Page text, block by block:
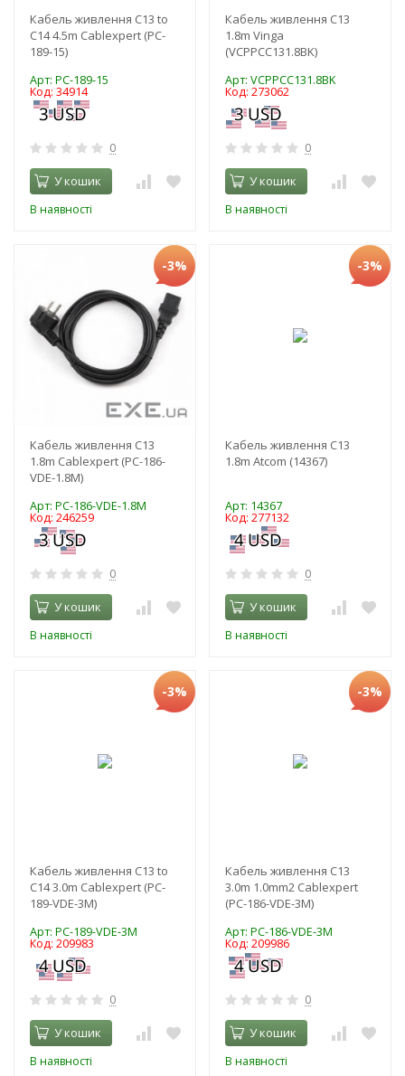
Кабель живлення C13 to
C14 4.5m Cablexpert (PC-
189-15)
Арт: PC-189-15
Код: 34914
0
У кошик
В наявності
Кабель живлення C13
1.8m Vinga
(VCPPCC131.8BK)
Арт: VCPPCC131.8BK
Код: 273062
0
У кошик
В наявності
-3%
Кабель живлення C13
1.8m Cablexpert (PC-186-
VDE-1.8M)
Арт: PC-186-VDE-1.8M
Код: 246259
0
У кошик
В наявності
-3%
Кабель живлення C13
1.8m Atcom (14367)
Арт: 14367
Код: 277132
0
У кошик
В наявності
-3%
Кабель живлення C13 to
C14 3.0m Cablexpert (PC-
189-VDE-3M)
Арт: PC-189-VDE-3M
Код: 209983
0
У кошик
В наявності
-3%
Кабель живлення C13
3.0m 1.0mm2 Cablexpert
(PC-186-VDE-3M)
Арт: PC-186-VDE-3M
Код: 209986
0
У кошик
В наявності